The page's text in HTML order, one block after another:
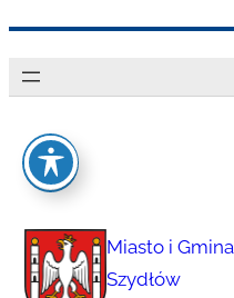
do
Miasto i Gmina
Szydłów